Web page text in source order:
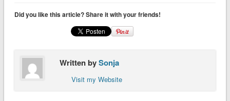
Did you like this article? Share it with your friends!
Written bySonja
Visit my Website